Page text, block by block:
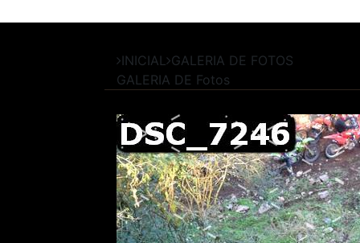
INICIAL GALERIA DE FOTOS
GALERIA DE Fotos